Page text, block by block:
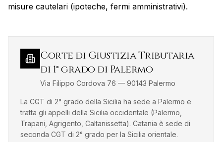
misure cautelari (ipoteche, fermi amministrativi).
Corte di Giustizia Tributaria
di 1° grado di Palermo
Via Filippo Cordova 76 — 90143 Palermo
La CGT di 2° grado della Sicilia ha sede a Palermo e
tratta gli appelli della Sicilia occidentale (Palermo,
Trapani, Agrigento, Caltanissetta). Catania è sede di
seconda CGT di 2° grado per la Sicilia orientale.